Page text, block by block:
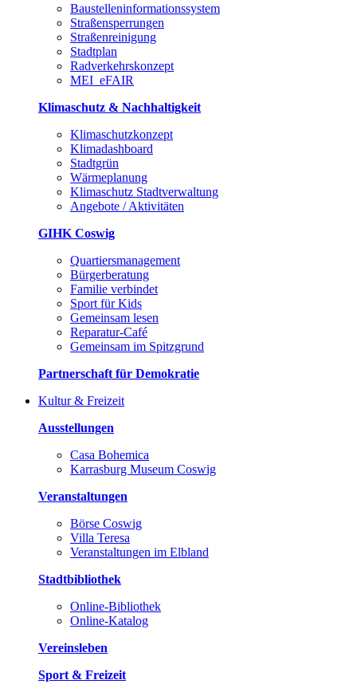
Baustelleninformationssystem
Straßensperrungen
Straßenreinigung
Stadtplan
Radverkehrskonzept
MEI_eFAIR
Klimaschutz & Nachhaltigkeit
Klimaschutzkonzept
Klimadashboard
Stadtgrün
Wärmeplanung
Klimaschutz Stadtverwaltung
Angebote / Aktivitäten
GIHK Coswig
Quartiersmanagement
Bürgerberatung
Familie verbindet
Sport für Kids
Gemeinsam lesen
Reparatur-Café
Gemeinsam im Spitzgrund
Partnerschaft für Demokratie
Kultur & Freizeit
Ausstellungen
Casa Bohemica
Karrasburg Museum Coswig
Veranstaltungen
Börse Coswig
Villa Teresa
Veranstaltungen im Elbland
Stadtbibliothek
Online-Bibliothek
Online-Katalog
Vereinsleben
Sport & Freizeit